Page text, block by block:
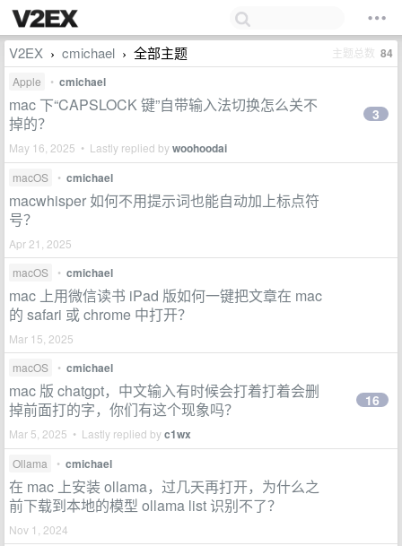
V2EX › cmichael › 全部主题 主题总数 84
Apple • cmichael
mac 下“CAPSLOCK 键”自带输入法切换怎么关不
掉的？
May 16, 2025 • Lastly replied bywoohoodai
3
macOS • cmichael
macwhisper 如何不用提示词也能自动加上标点符
号？
Apr 21, 2025
macOS
• cmichael
mac 上用微信读书 iPad 版如何一键把文章在 mac
的 safari 或 chrome 中打开？
Mar 15, 2025
macOS
• cmichael
mac 版 chatgpt，中文输入有时候会打着打着会删
掉前面打的字，你们有这个现象吗？
Mar 5, 2025 • Lastly replied byc1wx
16
Ollama • cmichael
在 mac 上安装 ollama，过几天再打开，为什么之
前下载到本地的模型 ollama list 识别不了？
Nov 1, 2024